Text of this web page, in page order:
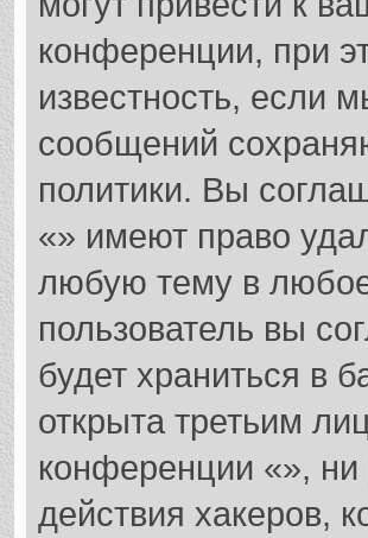
конференции, при
известность, если
сообщений
политики. Вы
«» имеют право
любую тему в
пользователь вы
будет храниться в
открыта третьим
конференции «», ни
действия хакеров,